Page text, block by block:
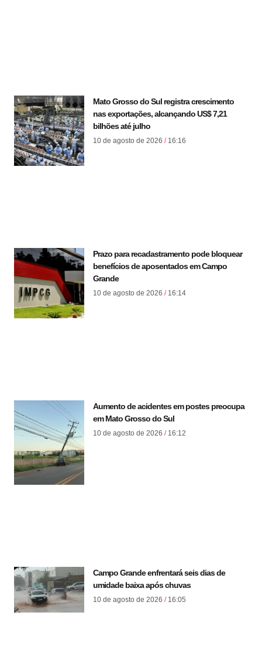
Mato Grosso do Sul registra crescimento
nas exportações, alcançando US$ 7,21
bilhões até julho
10 de agosto de 2026 16:16
Prazo para recadastramento pode bloquear
benefícios de aposentados em Campo
Grande
10 de agosto de 2026 16:14
Aumento de acidentes em postes preocupa
em Mato Grosso do Sul
10 de agosto de 2026 16:12
Campo Grande enfrentará seis dias de
umidade baixa após chuvas
10 de agosto de 2026 16:05